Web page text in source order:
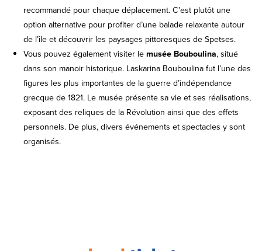
recommandé pour chaque déplacement. C’est plutôt une
option alternative pour profiter d’une balade relaxante autour
de l’île et découvrir les paysages pittoresques de Spetses.
Vous pouvez également visiter le musée Bouboulina, situé
dans son manoir historique. Laskarina Bouboulina fut l’une des
figures les plus importantes de la guerre d’indépendance
grecque de 1821. Le musée présente sa vie et ses réalisations,
exposant des reliques de la Révolution ainsi que des effets
personnels. De plus, divers événements et spectacles y sont
organisés.